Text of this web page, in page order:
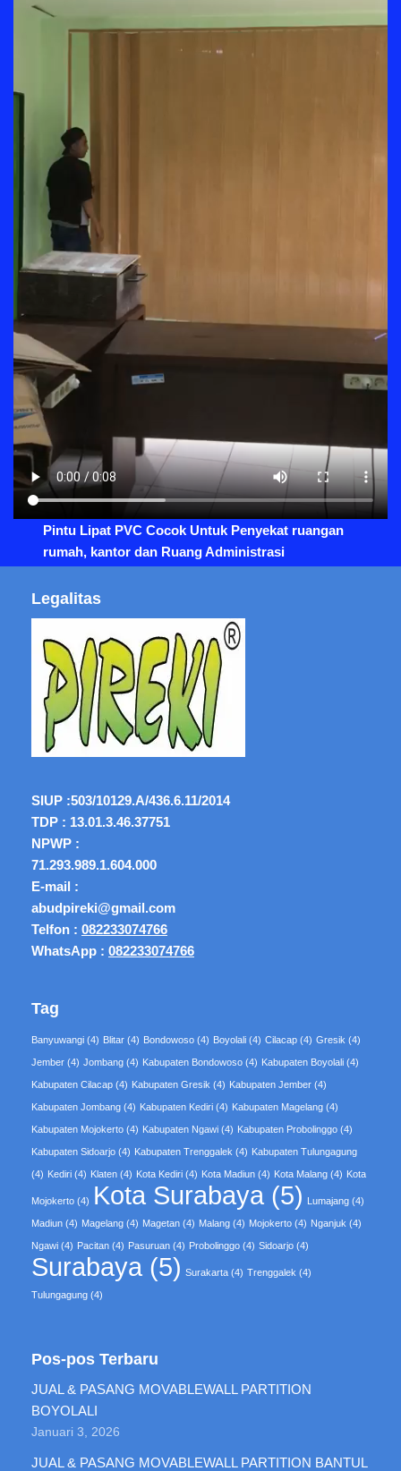
Pintu Lipat PVC Cocok Untuk Penyekat ruangan
rumah, kantor dan Ruang Administrasi
Legalitas
SIUP :503/10129.A/436.6.11/2014
TDP : 13.01.3.46.37751
NPWP :
71.293.989.1.604.000
E-mail :
abudpireki@gmail.com
Telfon : 082233074766
WhatsApp : 082233074766
Tag
Banyuwangi (4) Blitar (4) Bondowoso (4) Boyolali (4) Cilacap (4) Gresik (4)
Jember (4) Jombang (4) Kabupaten Bondowoso (4) Kabupaten Boyolali (4)
Kabupaten Cilacap (4) Kabupaten Gresik (4) Kabupaten Jember (4)
Kabupaten Jombang (4) Kabupaten Kediri (4) Kabupaten Magelang (4)
Kabupaten Mojokerto (4) Kabupaten Ngawi (4) Kabupaten Probolinggo (4)
Kabupaten Sidoarjo (4) Kabupaten Trenggalek (4) Kabupaten Tulungagung
(4) Kediri (4) Klaten (4) Kota Kediri (4) Kota Madiun (4) Kota Malang (4) Kota
Mojokerto (4) Kota Surabaya (5) Lumajang (4)
Madiun (4) Magelang (4) Magetan (4) Malang (4) Mojokerto (4) Nganjuk (4)
Ngawi (4) Pacitan (4) Pasuruan (4) Probolinggo (4) Sidoarjo (4)
Surabaya (5) Surakarta (4) Trenggalek (4)
Tulungagung (4)
Pos-pos Terbaru
JUAL & PASANG MOVABLEWALL PARTITION
BOYOLALI
Januari 3, 2026
JUAL & PASANG MOVABLEWALL PARTITION BANTUL